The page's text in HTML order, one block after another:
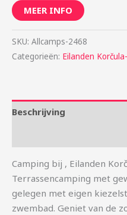
MEER INFO
SKU: Allcamps-2468
Categorieën: Eilanden
Beschrijving
Camping bij , Eilanden
Terrassencamping met
gelegen met eigen
zwembad. Geniet van de